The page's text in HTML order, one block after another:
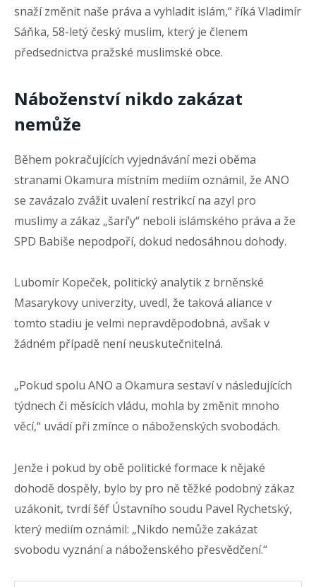
snaží změnit naše práva a vyhladit islám,“ říká Vladimír
Sáňka, 58-letý český muslim, který je členem
předsednictva pražské muslimské obce.
Náboženství nikdo zakázat
nemůže
Během pokračujících vyjednávání mezi oběma
stranami Okamura místním mediím oznámil, že ANO
se zavázalo zvážit uvalení restrikcí na azyl pro
muslimy a zákaz „šarí’y“ neboli islámského práva a že
SPD Babiše nepodpoří, dokud nedosáhnou dohody.
Lubomír Kopeček, politický analytik z brněnské
Masarykovy univerzity, uvedl, že taková aliance v
tomto stadiu je velmi nepravděpodobná, avšak v
žádném případě není neuskutečnitelná.
„Pokud spolu ANO a Okamura sestaví v následujících
týdnech či měsících vládu, mohla by změnit mnoho
věcí,“ uvádí při zmínce o náboženských svobodách.
Jenže i pokud by obě politické formace k nějaké
dohodě dospěly, bylo by pro ně těžké podobný zákaz
uzákonit, tvrdí šéf Ústavního soudu Pavel Rychetský,
který mediím oznámil: „Nikdo nemůže zakázat
svobodu vyznání a náboženského přesvědčení.“